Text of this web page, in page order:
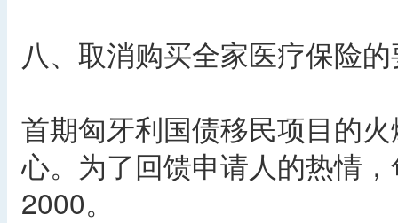
八、取消购买全家医疗保险
首期匈牙利国债移民项目的
心。为了回馈申请人的热情
2000。